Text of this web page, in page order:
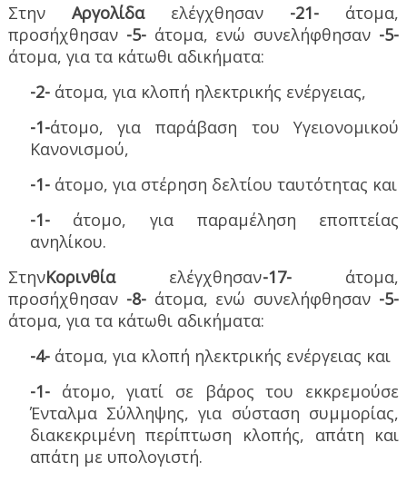
Στην Αργολίδαελέγχθησαν -21- άτομα,
προσήχθησαν -5-άτομα, ενώ συνελήφθησαν -5-
άτομα, για τα κάτωθι αδικήματα:
-2-άτομα, για κλοπή ηλεκτρικής ενέργειας,
-1-άτομο, για παράβαση του Υγειονομικού
Κανονισμού,
-1-άτομο, για στέρηση δελτίου ταυτότητας και
-1-άτομο, για παραμέληση εποπτείας
ανηλίκου.
ΣτηνΚορινθίαελέγχθησαν-17- άτομα,
προσήχθησαν -8-άτομα, ενώ συνελήφθησαν -5-
άτομα, για τα κάτωθι αδικήματα:
-4-άτομα, για κλοπή ηλεκτρικής ενέργειας και
-1-άτομο, γιατί σε βάρος του εκκρεμούσε
Ένταλμα Σύλληψης, για σύσταση συμμορίας,
διακεκριμένη περίπτωση κλοπής, απάτη και
απάτη με υπολογιστή.